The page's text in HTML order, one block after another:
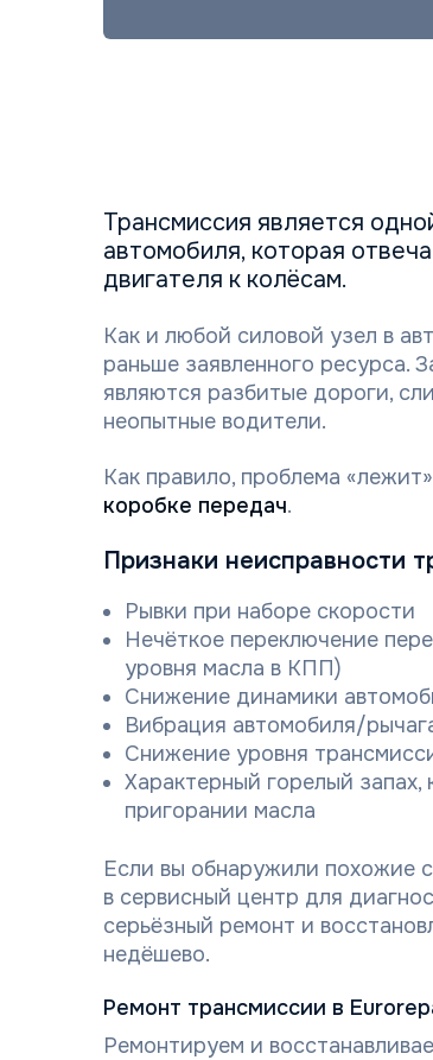
Трансмиссия является
автомобиля, которая
двигателя к колёсам.
Как и любой силовой узел в
раньше заявленного ресурса.
являются разбитые дороги,
неопытные водители.
Как правило, проблема
коробке передач.
Признаки неисправности
Рывки при наборе скорости
Нечёткое переключение
уровня масла в КПП)
Снижение динамики
Вибрация автомобиля/
Снижение уровня
Характерный горелый запах,
пригорании масла
Если вы обнаружили похожие
в сервисный центр для
серьёзный ремонт и
недёшево.
Ремонт трансмиссии в
Ремонтируем и